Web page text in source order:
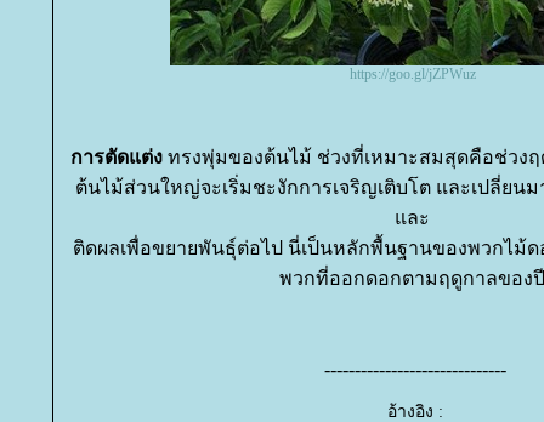
https://goo.gl/jZPWuz
การตัดแต่ง ทรงพุ่มของต้นไม้ ช่วงที่เหมาะสมสุดคือช่วง
ต้นไม้ส่วนใหญ่จะเริ่มชะงักการเจริญเติบโต และเปลี่ยน
ละ
ติดผลเพื่อขยายพันธุ์ต่อไป นี่เป็นหลักพื้นฐานของพวกไม้ด
พวกที่ออกดอกตามฤดูกาลของปี
------------------------------
อ้างอิง :